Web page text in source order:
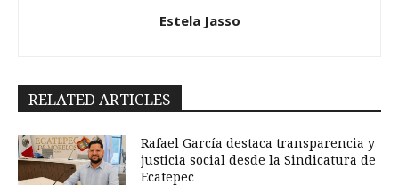
Estela Jasso
RELATED ARTICLES
Rafael García destaca transparencia y
justicia social desde la Sindicatura de
Ecatepec